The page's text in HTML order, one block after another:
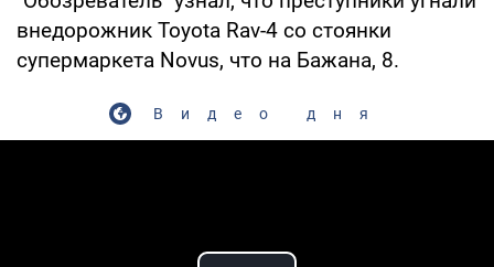
внедорожник Toyota Rav-4 со стоянки
супермаркета Novus, что на Бажана, 8.
Видео дня